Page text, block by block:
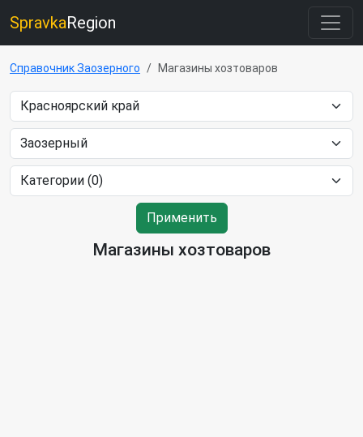
SpravkaRegion
Справочник Заозерного Магазины хозтоваров
Применить
Магазины хозтоваров